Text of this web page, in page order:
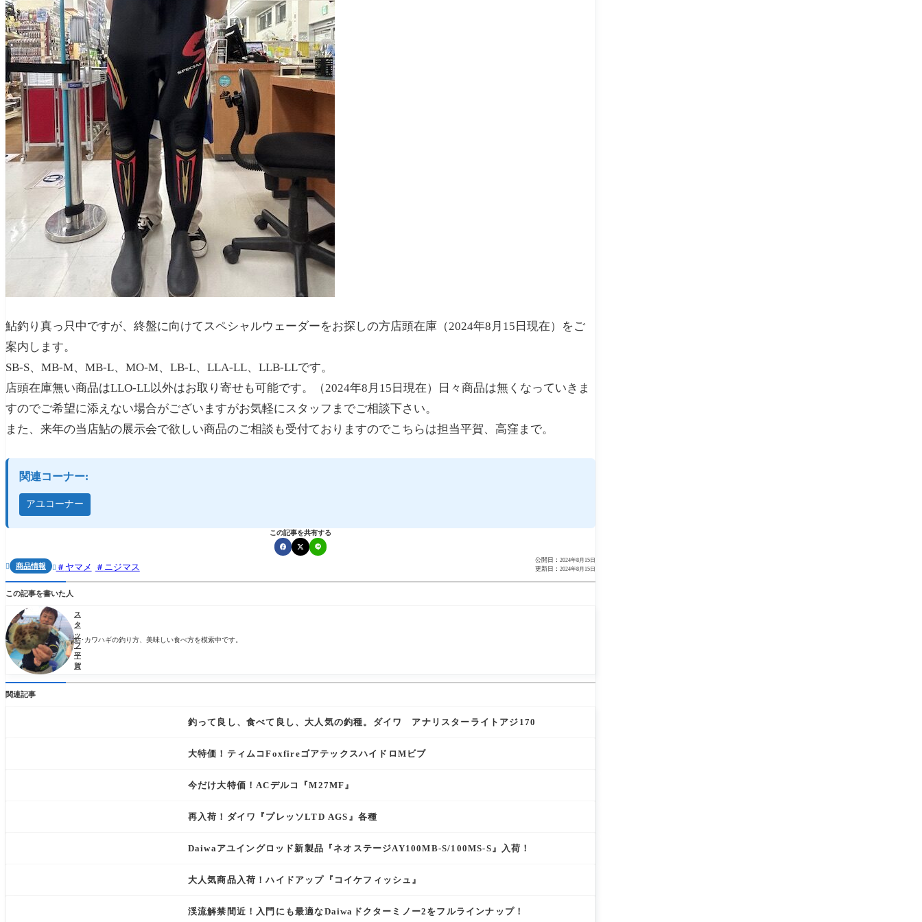
鮎釣り真っ只中ですが、終盤に向けてスペシャルウェーダーをお探しの方店頭在庫（2024年8月15日現在）をご
案内します。
SB-S、MB-M、MB-L、MO-M、LB-L、LLA-LL、LLB-LLです。
店頭在庫無い商品はLLO-LL以外はお取り寄せも可能です。（2024年8月15日現在）日々商品は無くなっていきま
すのでご希望に添えない場合がございますがお気軽にスタッフまでご相談下さい。
また、来年の当店鮎の展示会で欲しい商品のご相談も受付ておりますのでこちらは担当平賀、高窪まで。
関連コーナー:
アユコーナー
この記事を共有する
 商品情報  ヤマメ ニジマス
公開日： 2024年8月15日
更新日： 2024年8月15日
この記事を書いた人
ス
タ
ッ
フ
平
賀
鮎･カワハギの釣り方、美味しい食べ方を模索中です。
関連記事
釣って良し、食べて良し、大人気の釣種。ダイワ アナリスターライトアジ170
大特価！ティムコFoxfireゴアテックスハイドロMビブ
今だけ大特価！ACデルコ『M27MF』
再入荷！ダイワ『プレッソLTD AGS』各種
Daiwaアユイングロッド新製品『ネオステージAY100MB-S/100MS-S』入荷！
大人気商品入荷！ハイドアップ『コイケフィッシュ』
渓流解禁間近！入門にも最適なDaiwaドクターミノー2をフルラインナップ！